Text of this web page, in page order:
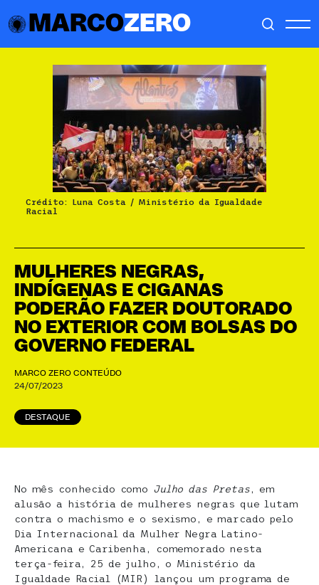
MARCOZERO
MULHERES NEGRAS,
INDÍGENAS E CIGANAS
PODERÃO FAZER DOUTORADO
NO EXTERIOR COM BOLSAS DO
GOVERNO FEDERAL
MARCO ZERO CONTEÚDO
24/07/2023
DESTAQUE
Crédito: Luna Costa / Ministério da Igualdade
Racial
No mês conhecido como Julho das Pretas, em
alusão a história de mulheres negras que lutam
contra o machismo e o sexismo, e marcado pelo
Dia Internacional da Mulher Negra Latino-
Americana e Caribenha, comemorado nesta
terça-feira, 25 de julho, o Ministério da
Igualdade Racial (MIR) lançou um programa de